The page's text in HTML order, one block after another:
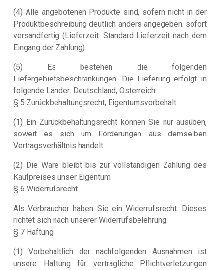
(4) Alle angebotenen Produkte sind, sofern nicht in der
Produktbeschreibung deutlich anders angegeben, sofort
versandfertig (Lieferzeit: Standard Lieferzeit nach dem
Eingang der Zahlung).
(5) Es bestehen die folgenden
Liefergebietsbeschränkungen: Die Lieferung erfolgt in
folgende Länder: Deutschland, Österreich.
§ 5 Zurückbehaltungsrecht, Eigentumsvorbehalt
(1) Ein Zurückbehaltungsrecht können Sie nur ausüben,
soweit es sich um Forderungen aus demselben
Vertragsverhältnis handelt.
(2) Die Ware bleibt bis zur vollständigen Zahlung des
Kaufpreises unser Eigentum.
§ 6 Widerrufsrecht
Als Verbraucher haben Sie ein Widerrufsrecht. Dieses
richtet sich nach unserer Widerrufsbelehrung.
§ 7 Haftung
(1) Vorbehaltlich der nachfolgenden Ausnahmen ist
unsere Haftung für vertragliche Pflichtverletzungen